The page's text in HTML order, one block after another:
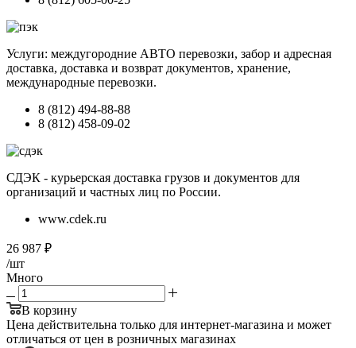
Услуги: междугородние АВТО перевозки, забор и адресная
доставка, доставка и возврат документов, хранение,
международные перевозки.
8 (812) 494-88-88
8 (812) 458-09-02
СДЭК - курьерская доставка грузов и документов для
организаций и частных лиц по России.
www.cdek.ru
26 987 ₽
/шт
Много
В корзину
Цена действительна только для интернет-магазина и может
отличаться от цен в розничных магазинах